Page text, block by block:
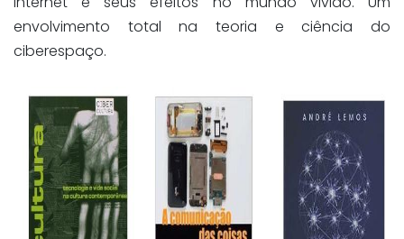
envolvimento total na teoria e ciência do
ciberespaço.